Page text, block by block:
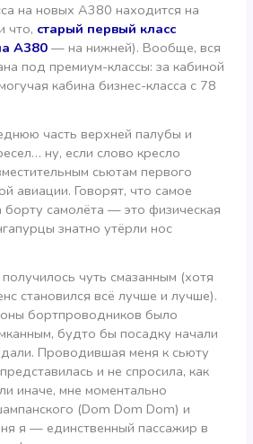
на новых А380 находится на
что, старый первый класс
А380 — на нижней). Вообще, вся
под премиум-классы: за кабиной
кабина бизнес-класса с 78
часть верхней палубы и
ну, если слово кресло
сьютам первого
авиации. Говорят, что самое
самолёта — это физическая
знатно утёрли нос
чуть смазанным (хотя
становился всё лучше и лучше).
бортпроводников было
будто бы посадку начали
Проводившая меня к сьюту
и не спросила, как
иначе, мне моментально
(Dom Dom Dom) и
я — единственный пассажир в